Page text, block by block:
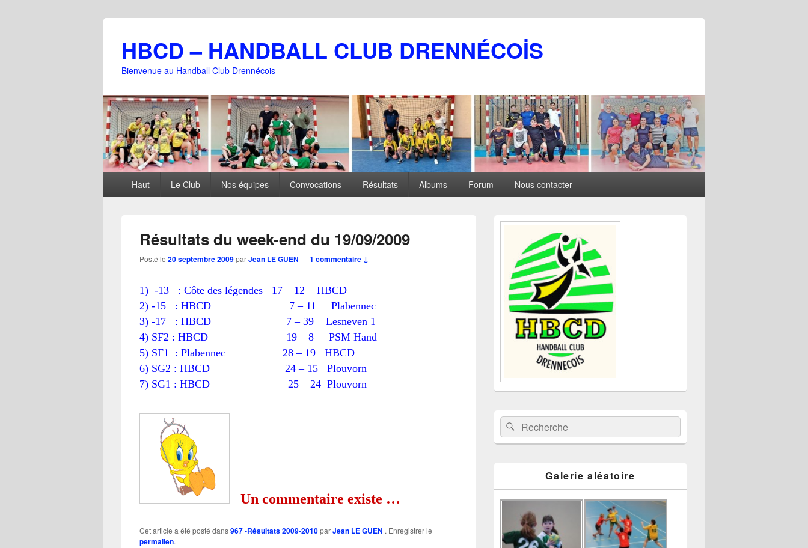
HBCD – HANDBALL CLUB DRENNÉCOİS
Bienvenue au Handball Club Drennécois
principalHaut Le Club Nos équipes Convocations Résultats Albums Forum Nous contacter
Résultats du week-end du 19/09/2009
Posté le 20 septembre 2009parJean LE GUEN —1 commentaire ↓
1) -13 : Côte des légendes 17 – 12 HBCD
2) -15 : HBCD 7 – 11 Plabennec
3) -17 : HBCD 7 – 39 Lesneven 1
4) SF2 : HBCD 19 – 8 PSM Hand
5) SF1 : Plabennec 28 – 19 HBCD
6) SG2 : HBCD 24 – 15 Plouvorn
7) SG1 : HBCD 25 – 24 Plouvorn
Un commentaire existe …
Cet article a été posté dans967 -Résultats 2009-2010parJean LE GUEN . Enregistrer le
permalien.
Zone
barre
latérale
Recherche :Rechercher
Galerie aléatoire